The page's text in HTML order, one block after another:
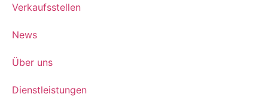
Verkaufsstellen
News
Über uns
Dienstleistungen